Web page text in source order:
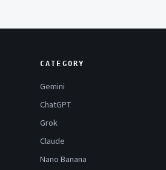
CATEGORY
Gemini
ChatGPT
Grok
Claude
Nano Banana